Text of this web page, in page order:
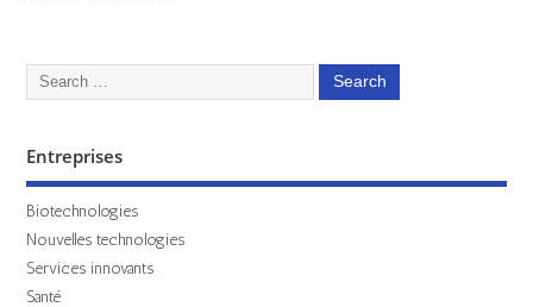
Entreprises
Biotechnologies
Nouvelles technologies
Services innovants
Santé